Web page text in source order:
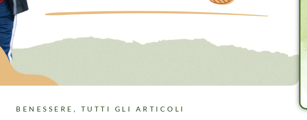
BENESSERE , TUTTI GLI ARTICOLI